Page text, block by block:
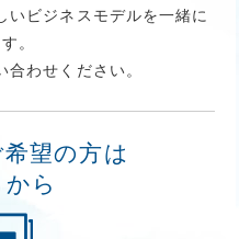
いビジネスモデルを一緒に
。
合わせください。
望の方は
ら